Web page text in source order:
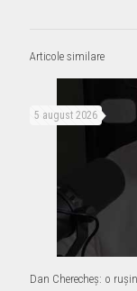
Articole similare
5 august 2026
Dan Cherecheş: o